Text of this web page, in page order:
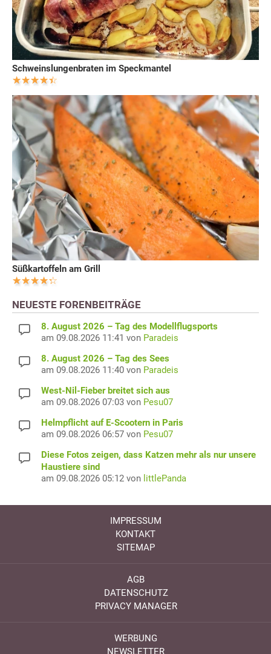
Schweinslungenbraten im Speckmantel
Süßkartoffeln am Grill
NEUESTE FORENBEITRÄGE
8. August 2026 – Tag des Modellflugsports
am 09.08.2026 11:41 von Paradeis
8. August 2026 – Tag des Sees
am 09.08.2026 11:40 von Paradeis
West-Nil-Fieber breitet sich aus
am 09.08.2026 07:03 von Pesu07
Helmpflicht auf E-Scootern in Paris
am 09.08.2026 06:57 von Pesu07
Diese Fotos zeigen, dass Katzen mehr als nur unsere
Haustiere sind
am 09.08.2026 05:12 von littlePanda
IMPRESSUM
KONTAKT
SITEMAP
AGB
DATENSCHUTZ
PRIVACY MANAGER
WERBUNG
NEWSLETTER